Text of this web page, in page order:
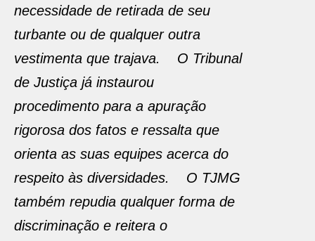
necessidade de retirada de seu
turbante ou de qualquer outra
vestimenta que trajava. O Tribunal
de Justiça já instaurou
procedimento para a apuração
rigorosa dos fatos e ressalta que
orienta as suas equipes acerca do
respeito às diversidades. O TJMG
também repudia qualquer forma de
discriminação e reitera o